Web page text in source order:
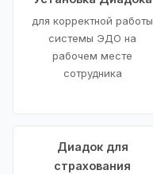
для корректной работы
системы ЭДО на
рабочем месте
сотрудника
Диадок для
страхования